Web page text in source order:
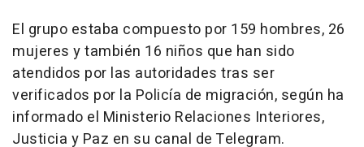
El grupo estaba compuesto por 159 hombres, 26
mujeres y también 16 niños que han sido
atendidos por las autoridades tras ser
verificados por la Policía de migración, según ha
informado el Ministerio Relaciones Interiores,
Justicia y Paz en su canal de Telegram.